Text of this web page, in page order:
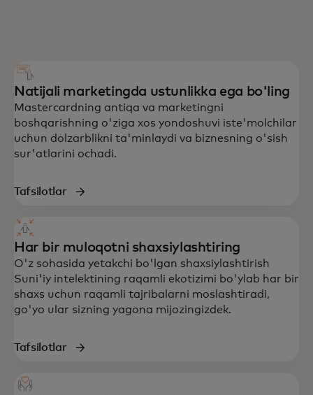
Natijali marketingda ustunlikka ega bo'ling
Mastercardning antiqa va marketingni
boshqarishning o'ziga xos yondoshuvi iste'molchilar
uchun dolzarblikni ta'minlaydi va biznesning o'sish
sur'atlarini ochadi.
Tafsilotlar
Har bir muloqotni shaxsiylashtiring
O'z sohasida yetakchi bo'lgan shaxsiylashtirish
Suni'iy intelektining raqamli ekotizimi bo'ylab har bir
shaxs uchun raqamli tajribalarni moslashtiradi,
go'yo ular sizning yagona mijozingizdek.
Tafsilotlar